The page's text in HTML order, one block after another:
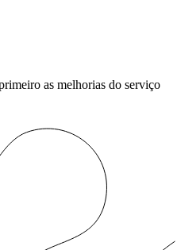
as melhorias do serviço